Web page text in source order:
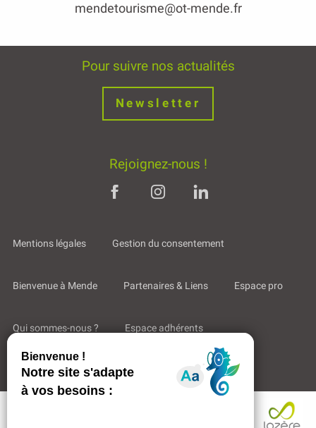
mendetourisme@ot-mende.fr
Pour suivre nos actualités
Newsletter
Rejoignez-nous !
Mentions légales Gestion du consentement
Bienvenue à Mende Partenaires & Liens Espace pro
Qui sommes-nous ? Espace adhérents
Aides & Accompagnements